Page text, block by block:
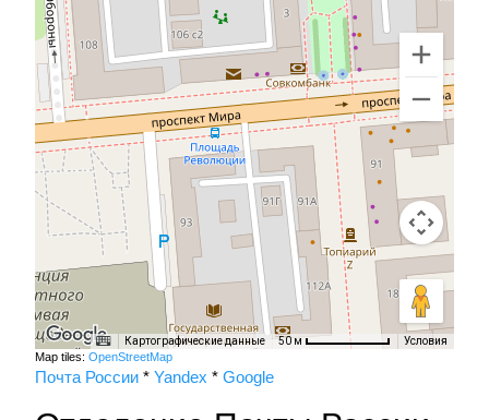
Картографические данные 50 м Условия
Map tiles: OpenStreetMap
Почта России * Yandex * Google